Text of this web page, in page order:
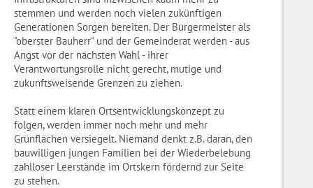
stemmen und werden noch vielen zukünftigen
Generationen Sorgen bereiten. Der Bürgermeister als
"oberster Bauherr" und der Gemeinderat werden - aus
Angst vor der nächsten Wahl - ihrer
Verantwortungsrolle nicht gerecht, mutige und
zukunftsweisende Grenzen zu ziehen.
Statt einem klaren Ortsentwicklungskonzept zu
folgen, werden immer noch mehr und mehr
Grünflächen versiegelt. Niemand denkt z.B. daran, den
bauwilligen jungen Familien bei der Wiederbelebung
zahlloser Leerstände im Ortskern fördernd zur Seite
zu stehen.